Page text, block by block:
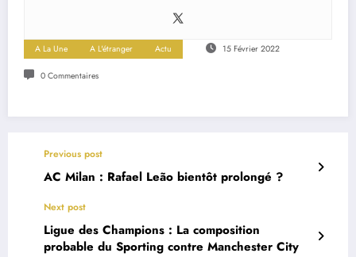
A La Une A L'étranger Actu 15 Février 2022
0 Commentaires
Previous post
AC Milan : Rafael Leão bientôt prolongé ?
Next post
Ligue des Champions : La composition
probable du Sporting contre Manchester City